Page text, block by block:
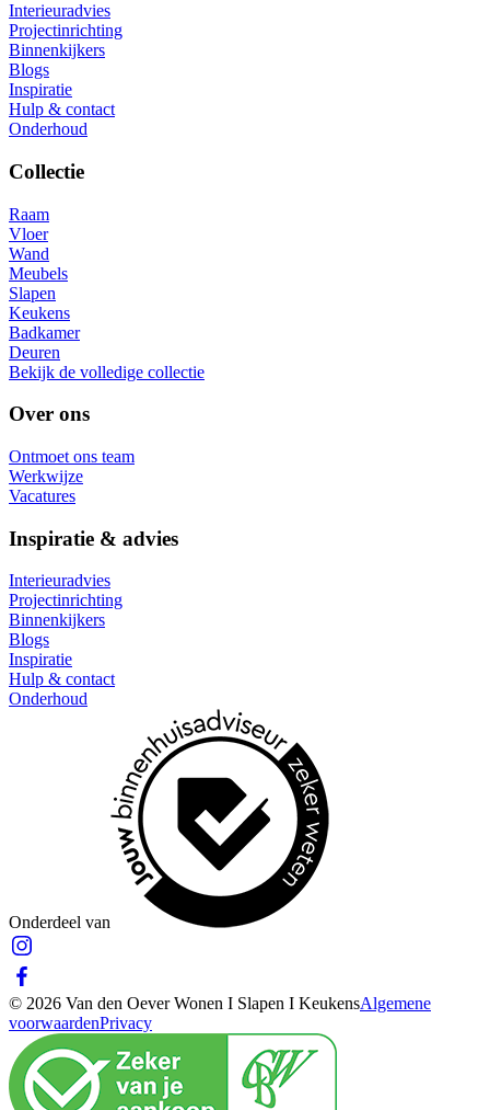
Interieuradvies
Projectinrichting
Binnenkijkers
Blogs
Inspiratie
Hulp & contact
Onderhoud
Collectie
Raam
Vloer
Wand
Meubels
Slapen
Keukens
Badkamer
Deuren
Bekijk de volledige collectie
Over ons
Ontmoet ons team
Werkwijze
Vacatures
Inspiratie & advies
Interieuradvies
Projectinrichting
Binnenkijkers
Blogs
Inspiratie
Hulp & contact
Onderhoud
Onderdeel van
© 2026 Van den Oever Wonen I Slapen I KeukensAlgemene
voorwaardenPrivacy